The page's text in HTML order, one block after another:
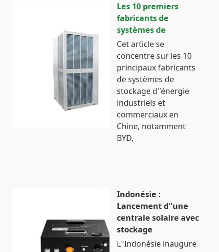
Les 10 premiers
fabricants de
systèmes de
Cet article se
concentre sur les 10
principaux fabricants
de systèmes de
stockage d''énergie
industriels et
commerciaux en
Chine, notamment
BYD,
Indonésie :
Lancement d''une
centrale solaire avec
stockage
L''Indonésie inaugure